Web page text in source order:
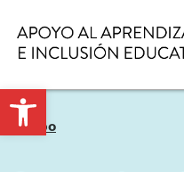
Equipo
Open